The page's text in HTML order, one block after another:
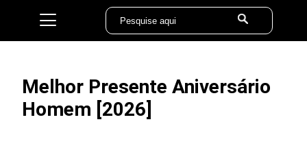
Melhor Presente Aniversário
Homem [2026]